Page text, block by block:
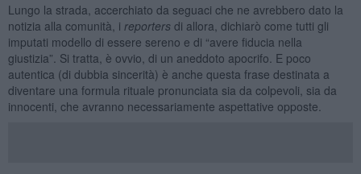
Lungo la strada, accerchiato da seguaci che ne avrebbero dato la
notizia alla comunità, i reportersdi allora, dichiarò come tutti gli
imputati modello di essere sereno e di “avere fiducia nella
giustizia”. Si tratta, è ovvio, di un aneddoto apocrifo. E poco
autentica (di dubbia sincerità) è anche questa frase destinata a
diventare una formula rituale pronunciata sia da colpevoli, sia da
innocenti, che avranno necessariamente aspettative opposte.